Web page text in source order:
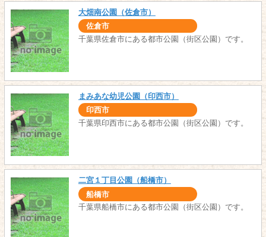
大畑南公園（佐倉市）
佐倉市
千葉県佐倉市にある都市公園（街区公園）です。
まみあな幼児公園（印西市）
印西市
千葉県印西市にある都市公園（街区公園）です。
二宮１丁目公園（船橋市）
船橋市
千葉県船橋市にある都市公園（街区公園）です。